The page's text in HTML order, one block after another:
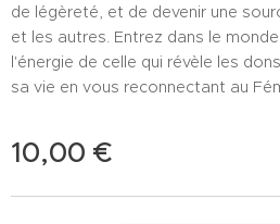
de légèreté, et de devenir une
et les autres. Entrez dans le
l'énergie de celle qui révèle les
sa vie en vous reconnectant au
10,00 €